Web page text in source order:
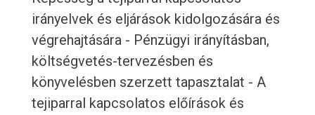
irányelvek és eljárások kidolgozására és
végrehajtására - Pénzügyi irányításban,
költségvetés-tervezésben és
könyvelésben szerzett tapasztalat - A
tejiparral kapcsolatos előírások és